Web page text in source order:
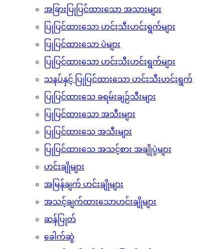
ပြုပြင်ထားသော တရုတ်စတိုင်လ် အသားများ
စည်သွတ်အသား
အခြားပြုပြင်ထားသော အသားများ
ပြုပြင်ထားသော ဟင်းသီးဟင်းရွက်များ
ပြုပြင်ထားသော ပဲများ
ပြုပြင်ထားသော ဟင်းသီးဟင်းရွက်များ
သနပ်နှင့် ပြုပြင်ထားသော ဟင်းသီးဟင်းရွက်
ပြုပြင်ထားသေ ခရမ်းချဉ်သီးများ
ပြုပြင်ထားသော အသီးများ
ပြုပြင်ထားသေ အသီးများ
ပြုပြင်ထားသေ အသင့်စား အချိုပွဲများ
ဟင်းချိုများ
အမြန်ချက် ဟင်းချိုများ
အသင့်ချက်ထားသောဟင်းချိုများ